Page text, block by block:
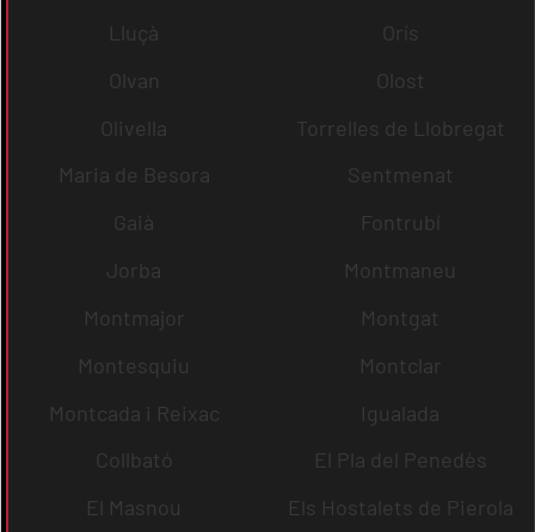
Lluçà
Orís
Olvan
Olost
Olivella
Torrelles de Llobregat
Maria de Besora
Sentmenat
Gaià
Fontrubí
Jorba
Montmaneu
Montmajor
Montgat
Montesquiu
Montclar
Montcada i Reixac
Igualada
Collbató
El Pla del Penedès
El Masnou
Els Hostalets de Pierola